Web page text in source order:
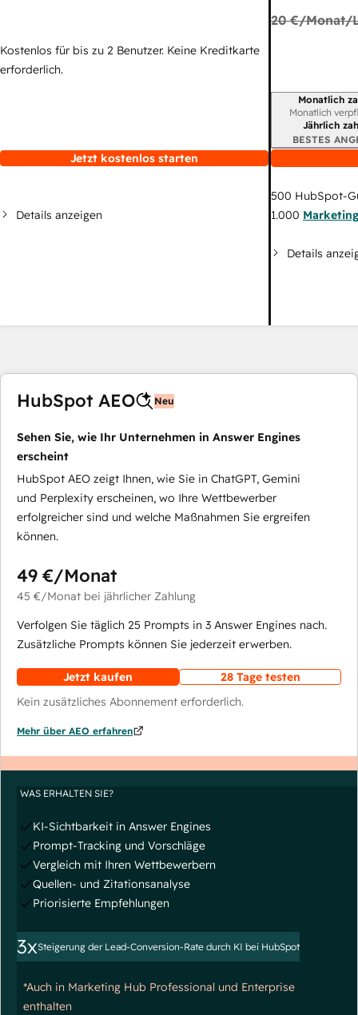
Kostenlos für bis zu 2 Benutzer. Keine Kreditkarte
erforderlich.
Jetzt kostenlos starten
Details anzeigen
20 €/Monat/
Monatlich
Monatlich
Jährlich
BESTES
500 HubSpot-
1.000
Details
HubSpot AEO Neu
Sehen Sie, wie Ihr Unternehmen in Answer Engines
erscheint
HubSpot AEO zeigt Ihnen, wie Sie in ChatGPT, Gemini
und Perplexity erscheinen, wo Ihre Wettbewerber
erfolgreicher sind und welche Maßnahmen Sie ergreifen
können.
49 €/Monat
45 €/Monat bei jährlicher Zahlung
Verfolgen Sie täglich 25 Prompts in 3 Answer Engines nach.
Zusätzliche Prompts können Sie jederzeit erwerben.
Jetzt kaufen
28 Tage testen
Kein zusätzliches Abonnement erforderlich.
Mehr über AEO erfahren
WAS ERHALTEN SIE?
KI-Sichtbarkeit in Answer Engines
Prompt-Tracking und Vorschläge
Vergleich mit Ihren Wettbewerbern
Quellen- und Zitationsanalyse
Priorisierte Empfehlungen
3xSteigerung der Lead-Conversion-Rate durch KI bei HubSpot
*Auch in Marketing Hub Professional und Enterprise
enthalten